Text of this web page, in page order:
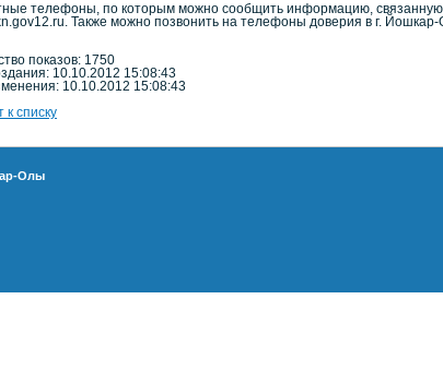
телефоны, по которым можно сообщить информацию,
Также можно позвонить на телефоны доверия в г.
показов: 1750
10.10.2012 15:08:43
10.10.2012 15:08:43
к списку
Олы